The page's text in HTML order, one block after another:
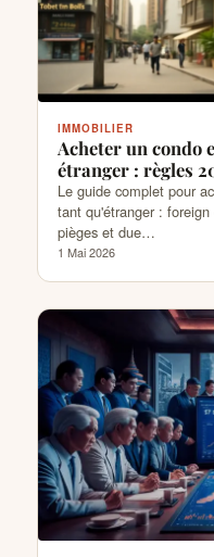
IMMOBILIER
Acheter un condo
étranger : règles
Le guide complet pour
tant qu'étranger :
pièges et due…
1 Mai 2026